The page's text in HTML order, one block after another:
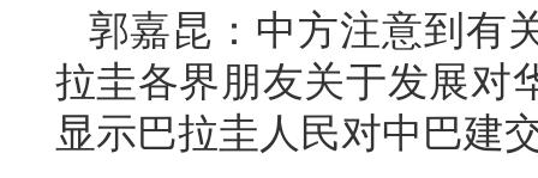
郭嘉昆：中方注意到有
拉圭各界朋友关于发展对
显示巴拉圭人民对中巴建